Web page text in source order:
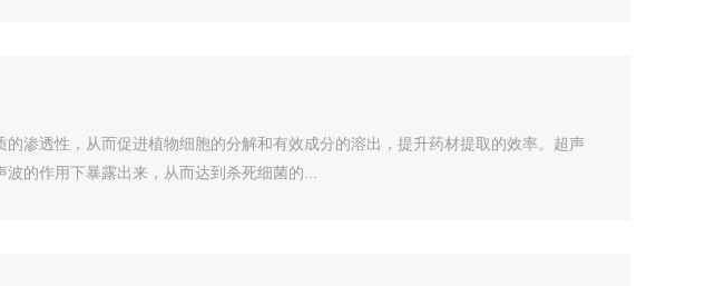
渗透性，从而促进植物细胞的分解和有效成分的溶出，提升药材提取的效率。超声
的作用下暴露出来，从而达到杀死细菌的...